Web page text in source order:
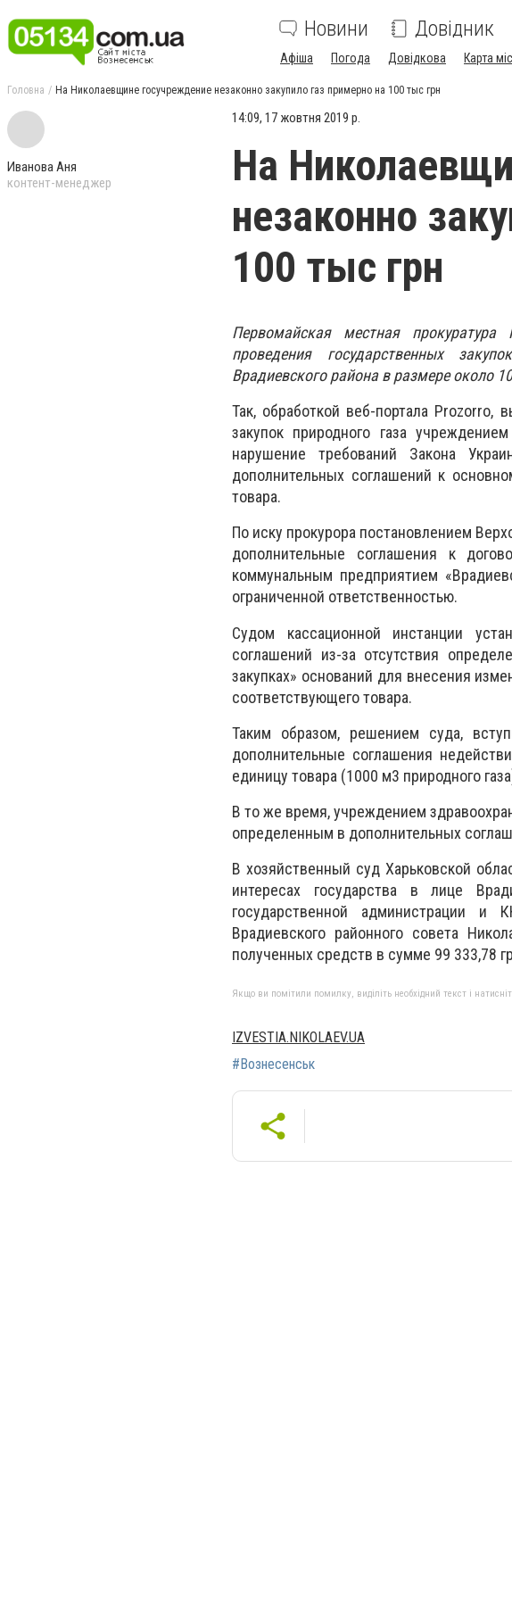
Новини Довідник
Афіша Погода Довідкова Карта
Головна На Николаевщине госучреждение незаконно закупило газ примерно на 100 тыс грн
Иванова Аня
контент-менеджер
14:09, 17 жовтня 2019 р.
На
незаконно
100 тыс грн
Первомайская местная
проведения государственных
Врадиевского района в размере около
Так, обработкой веб-портала Prozorro,
закупок природного газа
нарушение требований Закона
дополнительных соглашений к
товара.
По иску прокурора постановлением
дополнительные соглашения к
коммунальным предприятием
ограниченной ответственностью.
Судом кассационной инстанции
соглашений из-за отсутствия
закупках» оснований для внесения
соответствующего товара.
Таким образом, решением суда,
дополнительные соглашения
единицу товара (1000 м3 природного
В то же время, учреждением
определенным в дополнительных
В хозяйственный суд Харьковской
интересах государства в лице
государственной администрации и
Врадиевского районного совета
полученных средств в сумме 99 333,78
Якщо ви помітили помилку, виділіть необхідний текст і
IZVESTIA.NIKOLAEV.UA
#Вознесенськ